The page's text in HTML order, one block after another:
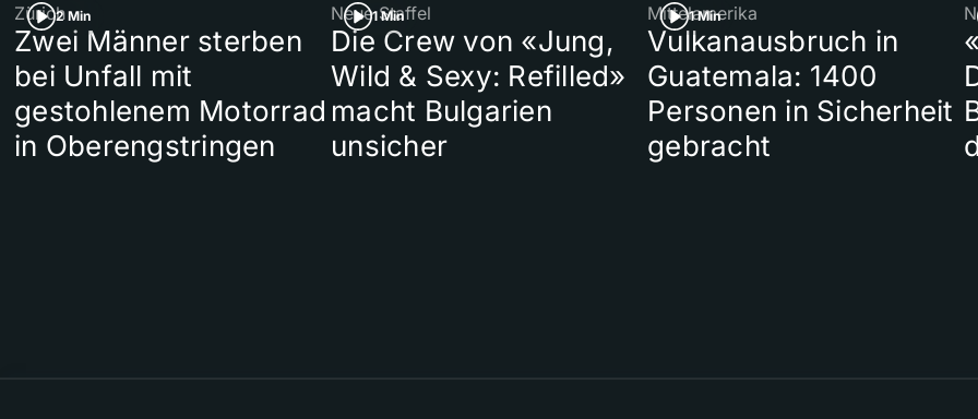
2 Min
Zürich
Zwei Männer sterben
bei Unfall mit
gestohlenem Motorrad
in Oberengstringen
1 Min
Neue Staffel
Die Crew von «Jung,
Wild & Sexy: Refilled»
macht Bulgarien
unsicher
1 Min
Mittelamerika
Vulkanausbruch in
Guatemala: 1400
Personen in Sicherheit
gebracht